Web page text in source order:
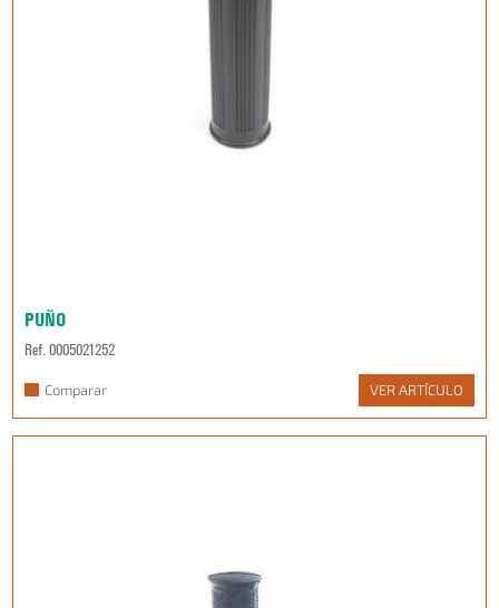
PUÑO
Ref. 0005021252
Comparar VER ARTÍCULO